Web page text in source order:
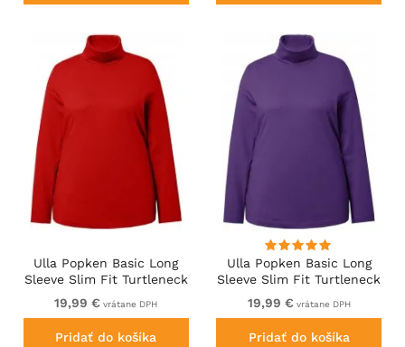
Ulla Popken Basic Long
Sleeve Slim Fit Turtleneck
Dark Berry
19,99 € vrátane DPH
Pridať do košíka
Ulla Popken Basic Long
Sleeve Slim Fit Turtleneck
Deep Violet
19,99 € vrátane DPH
Pridať do košíka